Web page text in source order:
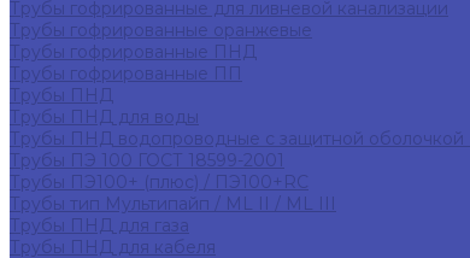
Трубы гофрированные для ливневой канализации
Трубы гофрированные оранжевые
Трубы гофрированные ПНД
Трубы гофрированные ПП
Трубы ПНД
Трубы ПНД для воды
Трубы ПНД водопроводные с защитной
Трубы ПЭ 100 ГОСТ 18599-2001
Трубы ПЭ100+ (плюс) / ПЭ100+RC
Трубы тип Мультипайп / ML II / ML III
Трубы ПНД для газа
Трубы ПНД для кабеля